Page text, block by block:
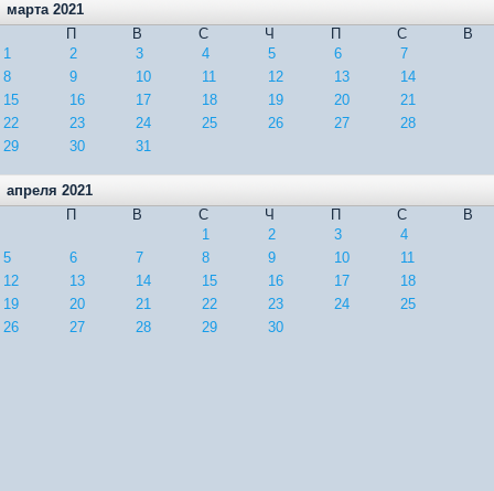
марта 2021
П
В С Ч П С
В
1
2 3 4 5 6
7
8
9 10 11 12 13
14
15
16 17 18 19 20
21
22
23 24 25 26 27
28
29
30 31
апреля 2021
П
В С Ч П С
В
1
2 3
4
5
6 7 8 9 10
11
12
13 14 15 16 17
18
19
20 21 22 23 24
25
26
27 28 29 30